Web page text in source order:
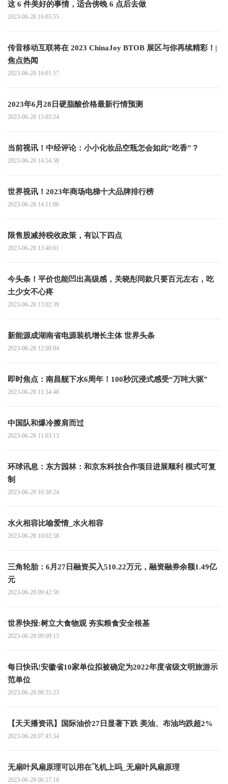
这 6 件美好的事情，适合傍晚 6 点后去做
2023-06-28 16:05:55
传音移动互联将在 2023 ChinaJoy BTOB 展区与你再续精彩！|
焦点热闻
2023-06-28 16:01:57
2023年6月28日硬脂酸价格最新行情预测
2023-06-28 15:03:24
当前视讯！中经评论：小小化妆品空瓶怎会如此“吃香”？
2023-06-28 14:54:58
世界视讯！2023年商场电梯十大品牌排行榜
2023-06-28 14:11:06
限售股减持税收政策，有以下四点
2023-06-28 13:40:01
今头条！平价也能凹出高级感，关晓彤同款只要百元左右，吃
土少女不心疼
2023-06-28 13:02:39
新能源成湖南省电源装机增长主体 世界头条
2023-06-28 12:08:04
即时焦点：南昌舰下水6周年！100秒沉浸式感受“万吨大驱”
2023-06-28 11:34:48
中国队和爆冷擦肩而过
2023-06-28 11:03:13
环球讯息：东方园林：和京东科技合作项目进展顺利 模式可复
制
2023-06-28 10:30:24
水火相容比喻爱情_水火相容
2023-06-28 10:02:58
三角轮胎：6月27日融资买入510.22万元，融资融券余额1.49亿
元
2023-06-28 09:42:56
世界快报:树立大食物观 夯实粮食安全根基
2023-06-28 09:09:15
每日快讯!安徽省10家单位拟被确定为2022年度省级文明旅游示
范单位
2023-06-28 08:35:23
【天天播资讯】国际油价27日显著下跌 美油、布油均跌超2%
2023-06-28 07:45:34
无扇叶风扇原理可以用在飞机上吗_无扇叶风扇原理
2023-06-28 06:57:16